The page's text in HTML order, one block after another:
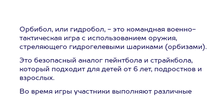
Орбибол, или гидробол, - это командная военно-
тактическая игра с использованием оружия,
стреляющего гидрогелевыми шариками (орбизами).
Это безопасный аналог пейнтбола и страйкбола,
который подходит для детей от 6 лет, подростков и
взрослых.
Во время игры участники выполняют различные